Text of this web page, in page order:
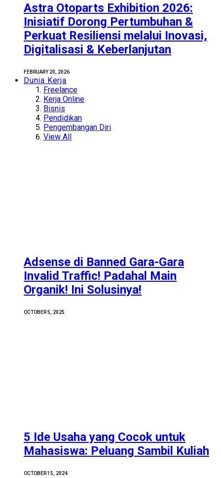
Astra Otoparts Exhibition 2026:
Inisiatif Dorong Pertumbuhan &
Perkuat Resiliensi melalui Inovasi,
Digitalisasi & Keberlanjutan
FEBRUARY 20, 2026
Dunia Kerja
Freelance
Kerja Online
Bisnis
Pendidikan
Pengembangan Diri
View All
Adsense di Banned Gara-Gara
Invalid Traffic! Padahal Main
Organik! Ini Solusinya!
OCTOBER 5, 2025
5 Ide Usaha yang Cocok untuk
Mahasiswa: Peluang Sambil Kuliah
OCTOBER 15, 2024